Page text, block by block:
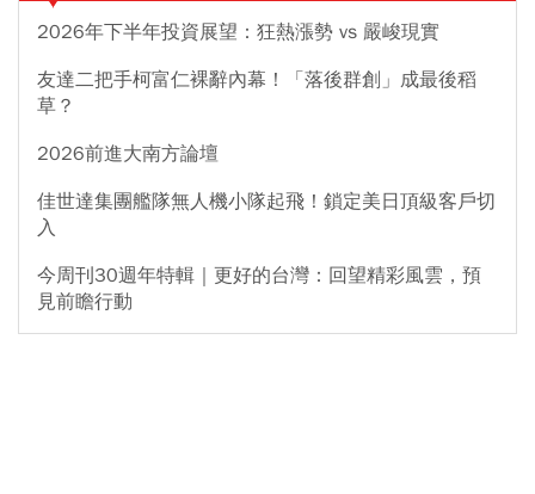
2026年下半年投資展望：狂熱漲勢 vs 嚴峻現實
友達二把手柯富仁裸辭內幕！「落後群創」成最後稻
草？
2026前進大南方論壇
佳世達集團艦隊無人機小隊起飛！鎖定美日頂級客戶切
入
今周刊30週年特輯｜更好的台灣：回望精彩風雲，預
見前瞻行動